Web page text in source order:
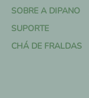
SOBRE A DIPANO
SUPORTE
CHÁ DE FRALDAS